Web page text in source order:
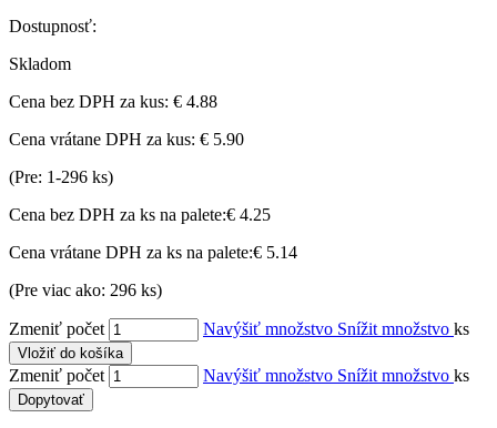
Dostupnosť:
Skladom
Cena bez DPH za kus: € 4.88
Cena vrátane DPH za kus: € 5.90
(Pre: 1-296 ks)
Cena bez DPH za ks na palete:€ 4.25
Cena vrátane DPH za ks na palete:€ 5.14
(Pre viac ako: 296 ks)
Zmeniť počet Navýšiť množstvo Snížit množstvo ks
Vložiť do košíka
Zmeniť počet Navýšiť množstvo Snížit množstvo ks
Dopytovať